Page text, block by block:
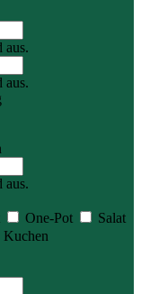
aus.
aus.
aus.
One-Pot
Salat
Kuchen